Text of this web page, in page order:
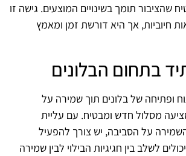
שהציבור תומך בשינויים המוצעים. גישה זו
חיוביות, אך היא דורשת זמן ומאמץ
בתחום הבלונים
ופתיחה של בלונים תוך שמירה על
מסלול חדש ומבטיח. עם עליית
על הסביבה, יש צורך להפעיל
לשלב בין חגיגיות הבילוי לבין שמירה